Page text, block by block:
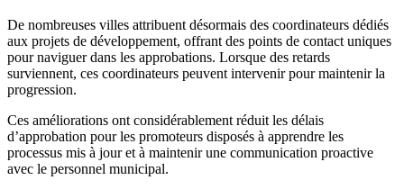
De nombreuses villes attribuent désormais des coordinateurs dédiés
aux projets de développement, offrant des points de contact uniques
pour naviguer dans les approbations. Lorsque des retards
surviennent, ces coordinateurs peuvent intervenir pour maintenir la
progression.
Ces améliorations ont considérablement réduit les délais
d’approbation pour les promoteurs disposés à apprendre les
processus mis à jour et à maintenir une communication proactive
avec le personnel municipal.